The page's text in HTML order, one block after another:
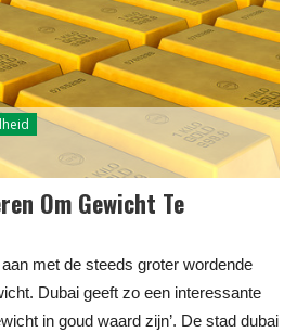
Om Gewicht Te
met de steeds groter wordende
Dubai geeft zo een interessante
in goud waard zijn’. De stad dubai